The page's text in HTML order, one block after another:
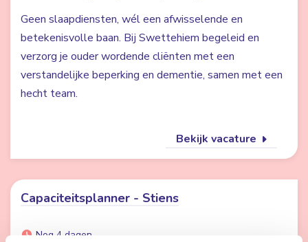
Geen slaapdiensten, wél een afwisselende en
betekenisvolle baan. Bij Swettehiem begeleid en
verzorg je ouder wordende cliënten met een
verstandelijke beperking en dementie, samen met een
hecht team.
Bekijk vacature
Capaciteitsplanner - Stiens
Nog 4 dagen